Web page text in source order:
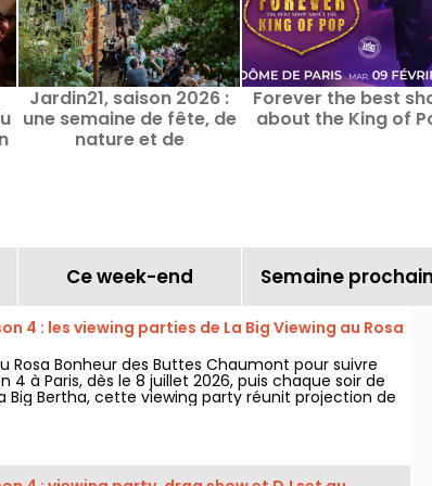
Jardin21, saison 2026 :
une semaine de fête, de
nature et de
Forever the best
about the King of
Ce week-end Semaine
4 : les viewing parties de La Big Viewing au Rosa
Rosa Bonheur des Buttes Chaumont pour suivre
4 à Paris, dès le 8 juillet 2026, puis chaque soir de
Big Bertha, cette viewing party réunit projection de